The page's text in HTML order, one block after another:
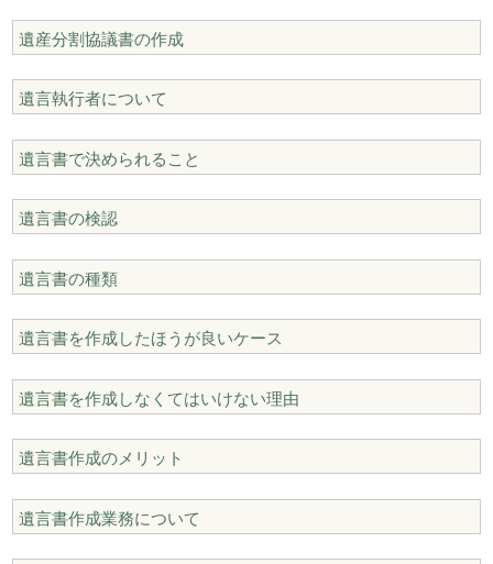
遺産分割協議書の作成
遺言執行者について
遺言書で決められること
遺言書の検認
遺言書の種類
遺言書を作成したほうが良いケース
遺言書を作成しなくてはいけない理由
遺言書作成のメリット
遺言書作成業務について